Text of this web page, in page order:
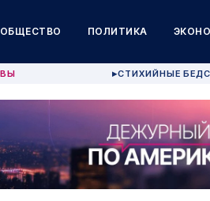
ОБЩЕСТВО ПОЛИТИКА
▶СТИХИЙНЫЕ